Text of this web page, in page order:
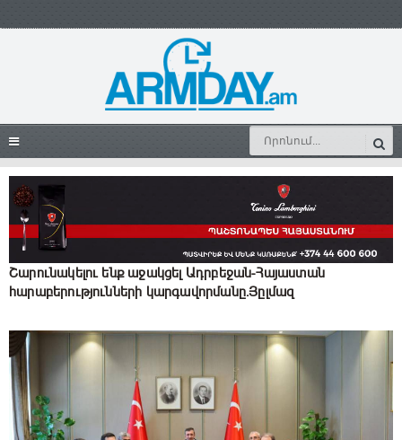
Շարունակելու ենք աջակցել Ադրբեջան-Հայաստան
հարաբերությունների կարգավորմանը.Յըլմազ